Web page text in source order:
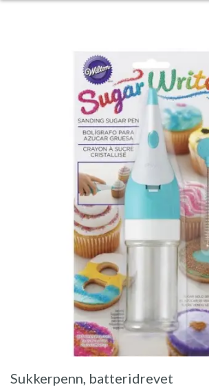
Sukkerpenn, batteridrevet